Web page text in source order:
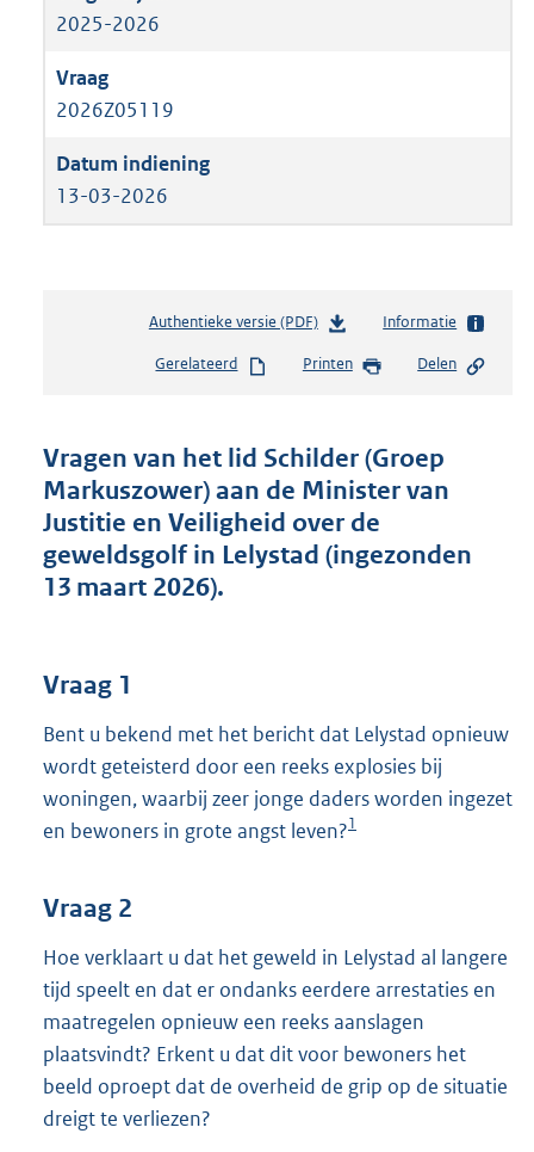
2025-2026
2026Z05119
13-03-2026
Authentieke versie (PDF)b
s
n
d
s
g
r
7
K
b
Informatie
Gerelateerd Printen Delen
Vragen van het lid Schilder (Groep
Markuszower) aan de Minister van
Justitie en Veiligheid over de
geweldsgolf in Lelystad (ingezonden
13 maart 2026).
Vraag 1
Bent u bekend met het bericht dat Lelystad opnieuw
wordt geteisterd door een reeks explosies bij
woningen, waarbij zeer jonge daders worden ingezet
en bewoners in grote angst leven?1
Vraag 2
Hoe verklaart u dat het geweld in Lelystad al langere
tijd speelt en dat er ondanks eerdere arrestaties en
maatregelen opnieuw een reeks aanslagen
plaatsvindt? Erkent u dat dit voor bewoners het
beeld oproept dat de overheid de grip op de situatie
dreigt te verliezen?